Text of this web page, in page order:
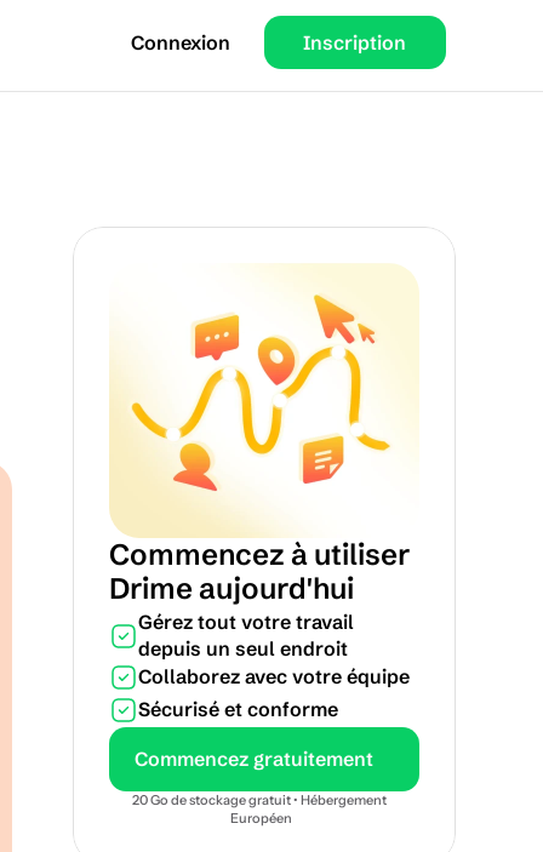
Commencez à utiliser
Drime aujourd'hui
Gérez tout votre travail
depuis un seul endroit
Collaborez avec votre équipe
Sécurisé et conforme
Commencez gratuitement
20 Go de stockage gratuit • Hébergement
Européen
Connexion Inscription